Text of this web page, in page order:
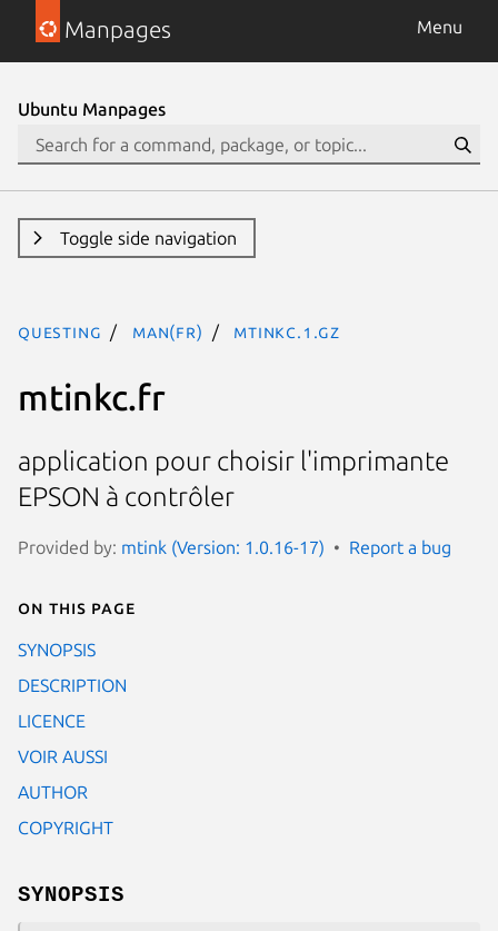
Manpages Menu
Ubuntu Manpages
Toggle side navigation
questing man(fr) mtinkc.1.gz
mtinkc.fr
application pour choisir l'imprimante
EPSON à contrôler
Provided by: mtink (Version: 1.0.16-17) Report a bug
On this page
SYNOPSIS
DESCRIPTION
LICENCE
VOIR AUSSI
AUTHOR
COPYRIGHT
SYNOPSIS